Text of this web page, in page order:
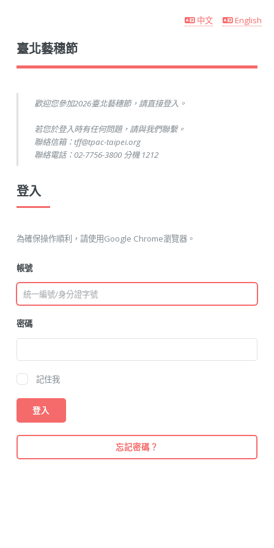
臺北藝穗節
中文 English
歡迎您參加2026臺北藝穗節，請直接登入。
若您於登入時有任何問題，請與我們聯繫。
聯絡信箱：tff@tpac-taipei.org
聯絡電話：02-7756-3800 分機 1212
登入
為確保操作順利，請使用Google Chrome瀏覽器。
帳號
密碼
記住我
忘記密碼？